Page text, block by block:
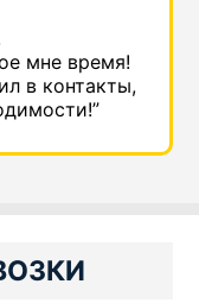
мне время!
в контакты,